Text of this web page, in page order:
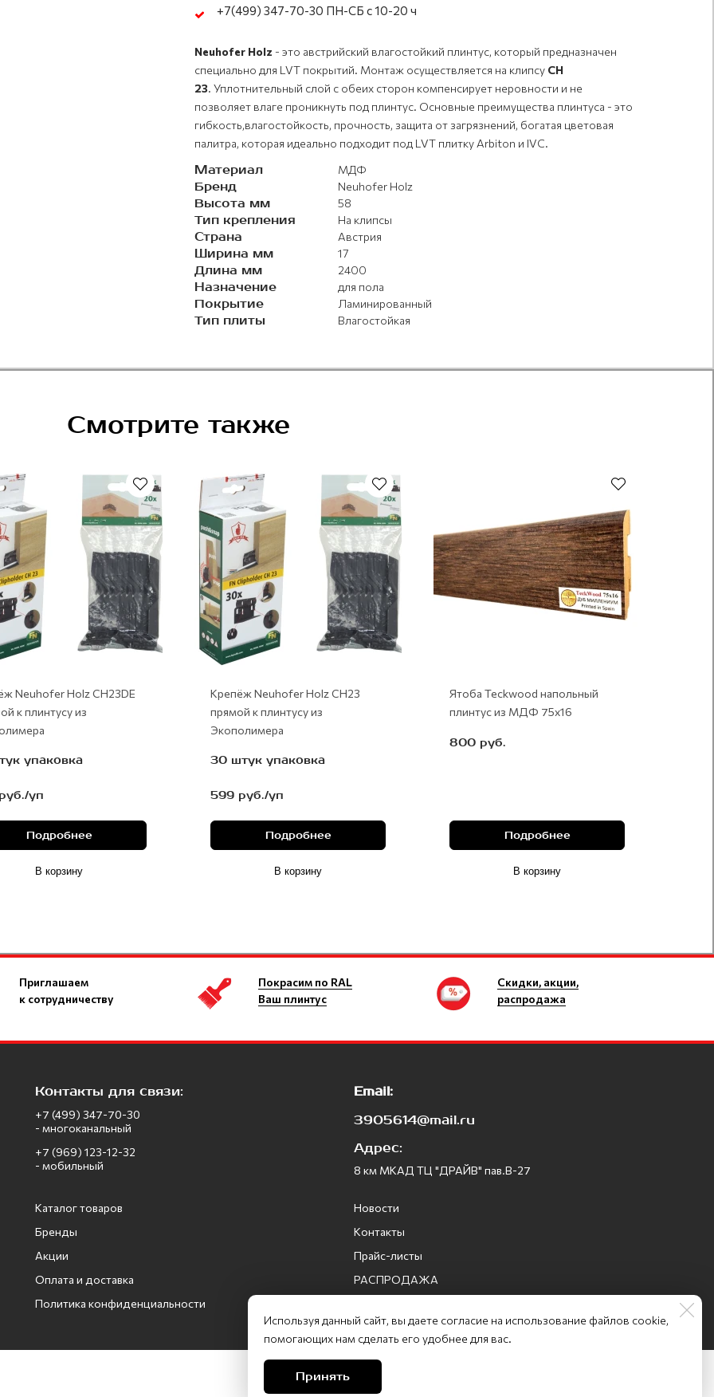
+7(499) 347-70-30 ПН-СБ с 10-20 ч
Neuhofer Holz - это австрийский влагостойкий плинтус, который предназначен
специально для LVT покрытий. Монтаж осуществляется на клипсу CH
23. Уплотнительный слой с обеих сторон компенсирует неровности и не
позволяет влаге проникнуть под плинтус. Основные преимущества плинтуса - это
гибкость,влагостойкость, прочность, защита от загрязнений, богатая цветовая
палитра, которая идеально подходит под LVT плитку Arbiton и IVC.
Материал МДФ
Бренд Neuhofer Holz
Высота мм 58
Тип крепления На клипсы
Страна Австрия
Ширина мм 17
Длина мм 2400
Назначение для пола
Покрытие Ламинированный
Тип плиты Влагостойкая
Смотрите также
Neuhofer Holz CH23DE
к плинтусу из
упаковка
уп
Подробнее
В корзину
Крепёж Neuhofer Holz CH23
прямой к плинтусу из
Экополимера
30 штук упаковка
599 руб./уп
Подробнее
В корзину
Ятоба Teckwood напольный
плинтус из МДФ 75х16
800 руб.
Подробнее
В корзину
Приглашаем
к сотрудничеству
Покрасим по RAL
Ваш плинтус
Скидки, акции,
распродажа
Используя данный сайт, вы даете согласие на использование файлов cookie,
помогающих нам сделать его удобнее для вас.
Принять
Контакты для связи:
+7 (499) 347-70-30
- многоканальный
+7 (969) 123-12-32
- мобильный
Email:
3905614@mail.ru
Адрес:
8 км МКАД ТЦ "ДРАЙВ" пав.В-27
Каталог товаров
Бренды
Акции
Оплата и доставка
Политика конфиденциальности
Новости
Контакты
Прайс-листы
РАСПРОДАЖА